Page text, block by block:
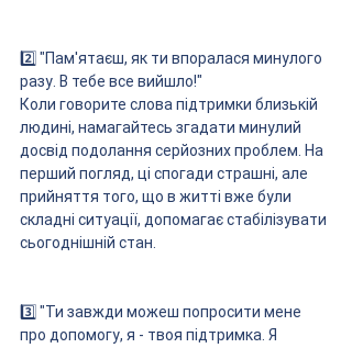
2️⃣ "Пам'ятаєш, як ти впоралася минулого
разу. В тебе все вийшло!"
Коли говорите слова підтримки близькій
людині, намагайтесь згадати минулий
досвід подолання серйозних проблем. На
перший погляд, ці спогади страшні, але
прийняття того, що в житті вже були
складні ситуації, допомагає стабілізувати
сьогоднішній стан.
3️⃣ "Ти завжди можеш попросити мене
про допомогу, я - твоя підтримка. Я